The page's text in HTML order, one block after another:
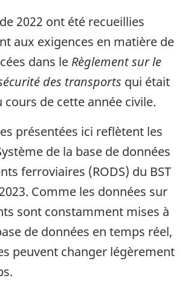
2022 ont été recueillies
aux exigences en matière de
dans le Règlement sur le
des transports qui était
cours de cette année civile.
présentées ici reflètent les
de la base de données
ferroviaires (RODS) du BST
Comme les données sur
sont constamment mises à
de données en temps réel,
peuvent changer légèrement